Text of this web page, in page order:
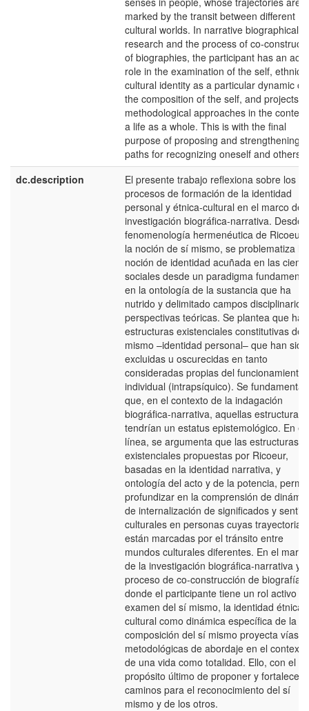
marked by the transit between different
cultural worlds. In narrative biographical
research and the process of co-
of biographies, the participant has an
role in the examination of the self, ethnic-
cultural identity as a particular dynamic of
the composition of the self, and projects
methodological approaches in the
a life as a whole. This is with the final
purpose of proposing and strengthening
paths for recognizing oneself and others.
dc.description
El presente trabajo reflexiona sobre los
procesos de formación de la identidad
personal y étnica-cultural en el marco de
investigación biográfica-narrativa. Desde
fenomenología hermenéutica de Ricoeur
la noción de sí mismo, se problematiza la
noción de identidad acuñada en las
sociales desde un paradigma
en la ontología de la sustancia que ha
nutrido y delimitado campos
perspectivas teóricas. Se plantea que
estructuras existenciales constitutivas del
mismo –identidad personal– que han sido
excluidas u oscurecidas en tanto
consideradas propias del funcionamiento
individual (intrapsíquico). Se fundamenta
que, en el contexto de la indagación
biográfica-narrativa, aquellas estructuras
tendrían un estatus epistemológico. En
línea, se argumenta que las estructuras
existenciales propuestas por Ricoeur,
basadas en la identidad narrativa, y
ontología del acto y de la potencia,
profundizar en la comprensión de
de internalización de significados y
culturales en personas cuyas trayectorias
están marcadas por el tránsito entre
mundos culturales diferentes. En el marco
de la investigación biográfica-narrativa y
proceso de co-construcción de biografías,
donde el participante tiene un rol activo
examen del sí mismo, la identidad étnica-
cultural como dinámica específica de la
composición del sí mismo proyecta vías
metodológicas de abordaje en el contexto
de una vida como totalidad. Ello, con el
propósito último de proponer y fortalecer
caminos para el reconocimiento del sí
mismo y de los otros.